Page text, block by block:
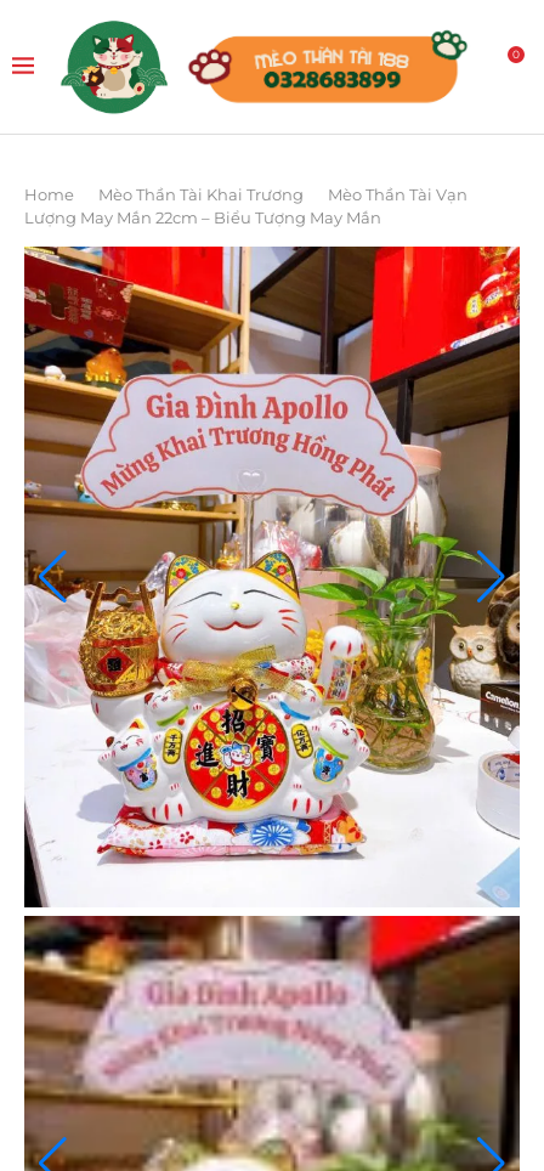
0
Home Mèo Thần Tài Khai Trương
Mèo Thần Tài Vạn
Lượng May Mắn 22cm – Biểu Tượng May Mắn